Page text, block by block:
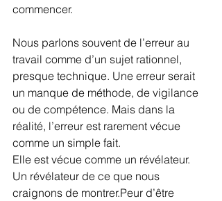
commencer.
Nous parlons souvent de l’erreur au
travail comme d’un sujet rationnel,
presque technique. Une erreur serait
un manque de méthode, de vigilance
ou de compétence. Mais dans la
réalité, l’erreur est rarement vécue
comme un simple fait.
Elle est vécue comme un révélateur.
Un révélateur de ce que nous
craignons de montrer.Peur d’être